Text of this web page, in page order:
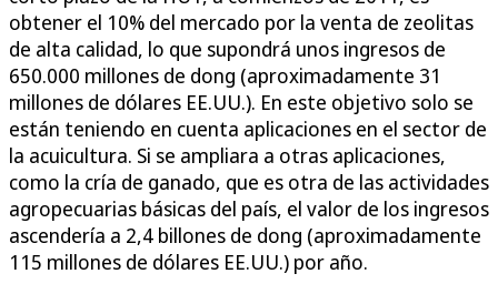
obtener el 10% del mercado por la venta de zeolitas
de alta calidad, lo que supondrá unos ingresos de
650.000 millones de dong (aproximadamente 31
millones de dólares EE.UU.). En este objetivo solo se
están teniendo en cuenta aplicaciones en el sector de
la acuicultura. Si se ampliara a otras aplicaciones,
como la cría de ganado, que es otra de las actividades
agropecuarias básicas del país, el valor de los ingresos
ascendería a 2,4 billones de dong (aproximadamente
115 millones de dólares EE.UU.) por año.